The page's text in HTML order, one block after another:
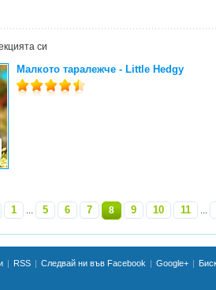
си
Малкото таралежче - Little Hedgy
1 ... 5 6 7 8 9 10 11 ...
RSS Следвай ни във Facebook Google+